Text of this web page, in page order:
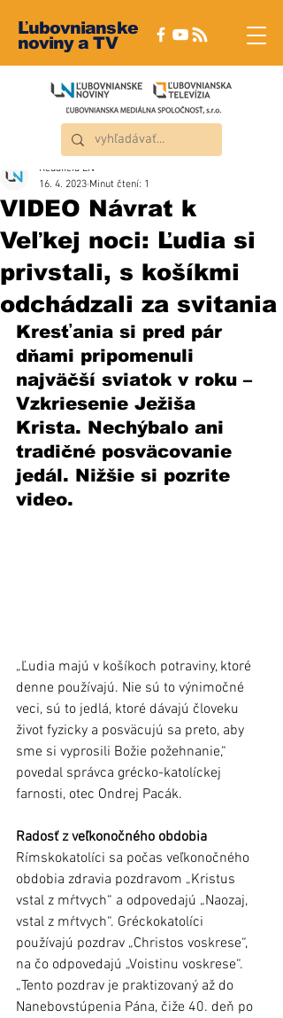
Ľubovnianske
noviny a TV
VIDEO Návrat k
Veľkej noci: Ľudia si
privstali, s košíkmi
odchádzali za svitania
Redakcia ĽN
16. 4. 2023 Minut čtení: 1
Kresťania si pred pár
dňami pripomenuli
najväčší sviatok v roku –
Vzkriesenie Ježiša
Krista. Nechýbalo ani
tradičné posväcovanie
jedál. Nižšie si pozrite
video.
„Ľudia majú v košíkoch potraviny, ktoré
denne používajú. Nie sú to výnimočné
veci, sú to jedlá, ktoré dávajú človeku
život fyzicky a posväcujú sa preto, aby
sme si vyprosili Božie požehnanie,“
povedal správca grécko-katolíckej
farnosti, otec Ondrej Pacák.
Radosť z veľkonočného obdobia
Rímskokatolíci sa počas veľkonočného
obdobia zdravia pozdravom „Kristus
vstal z mŕtvych“ a odpovedajú „Naozaj,
vstal z mŕtvych“. Gréckokatolíci
používajú pozdrav „Christos voskrese“,
na čo odpovedajú „Voistinu voskrese“.
„Tento pozdrav je praktizovaný až do
Nanebovstúpenia Pána, čiže 40. deň po